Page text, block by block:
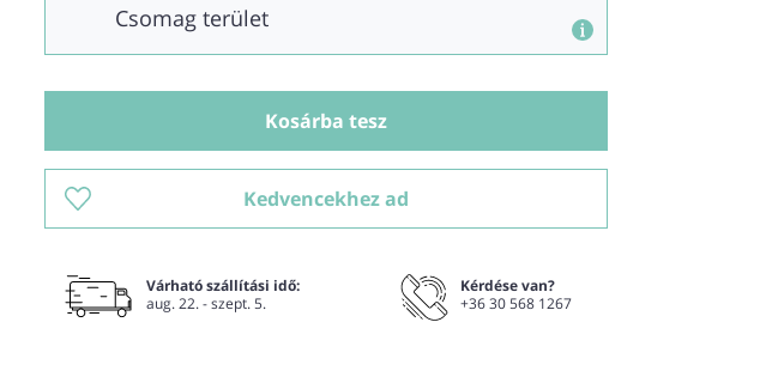
Csomag terület
Kosárba tesz
Kedvencekhez ad
Várható szállítási idő:
aug. 22. - szept. 5.
Kérdése van?
+36 30 568 1267